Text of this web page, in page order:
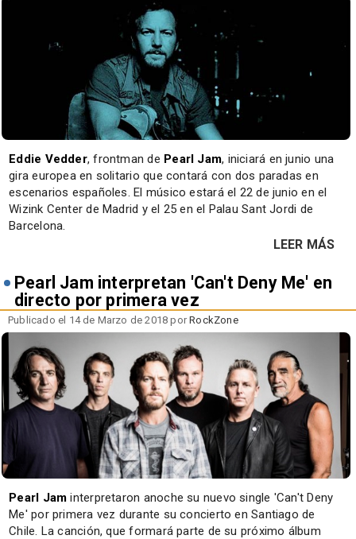
Eddie Vedder, frontman de Pearl Jam, iniciará en junio una
gira europea en solitario que contará con dos paradas en
escenarios españoles. El músico estará el 22 de junio en el
Wizink Center de Madrid y el 25 en el Palau Sant Jordi de
Barcelona.
LEER MÁS
Pearl Jam interpretan 'Can't Deny Me' en
directo por primera vez
Publicado el 14 de Marzo de 2018 porRockZone
Pearl Jam interpretaron anoche su nuevo single 'Can't Deny
Me' por primera vez durante su concierto en Santiago de
Chile. La canción, que formará parte de su próximo álbum